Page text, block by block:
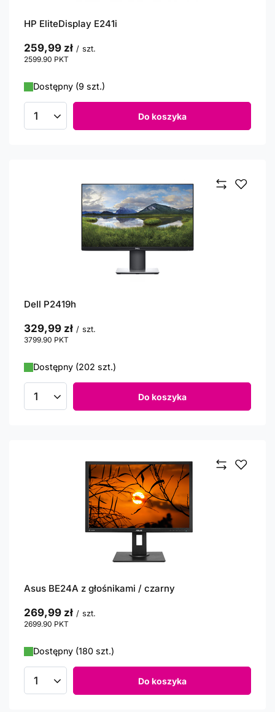
HP EliteDisplay E241i
259,99 zł / szt.
2599.90 PKT
Dostępny (9 szt.)
Ilość produktów Do koszyka
Dell P2419h
329,99 zł / szt.
3799.90 PKT
Dostępny (202 szt.)
Ilość produktów Do koszyka
Asus BE24A z głośnikami / czarny
269,99 zł / szt.
2699.90 PKT
Dostępny (180 szt.)
Ilość produktów Do koszyka